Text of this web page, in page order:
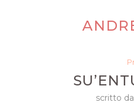
scritto da